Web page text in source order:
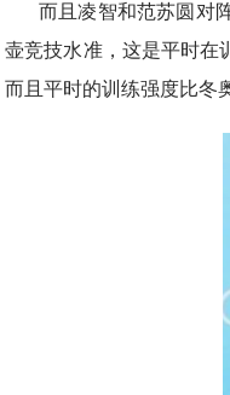
而且凌智和范苏圆对
壶竞技水准，这是平时在
而且平时的训练强度比冬